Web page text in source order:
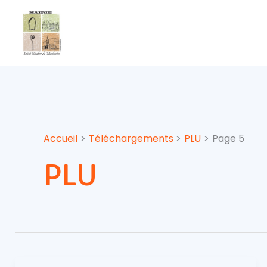
contenu
Accueil Téléchargements PLU Page 5
PLU